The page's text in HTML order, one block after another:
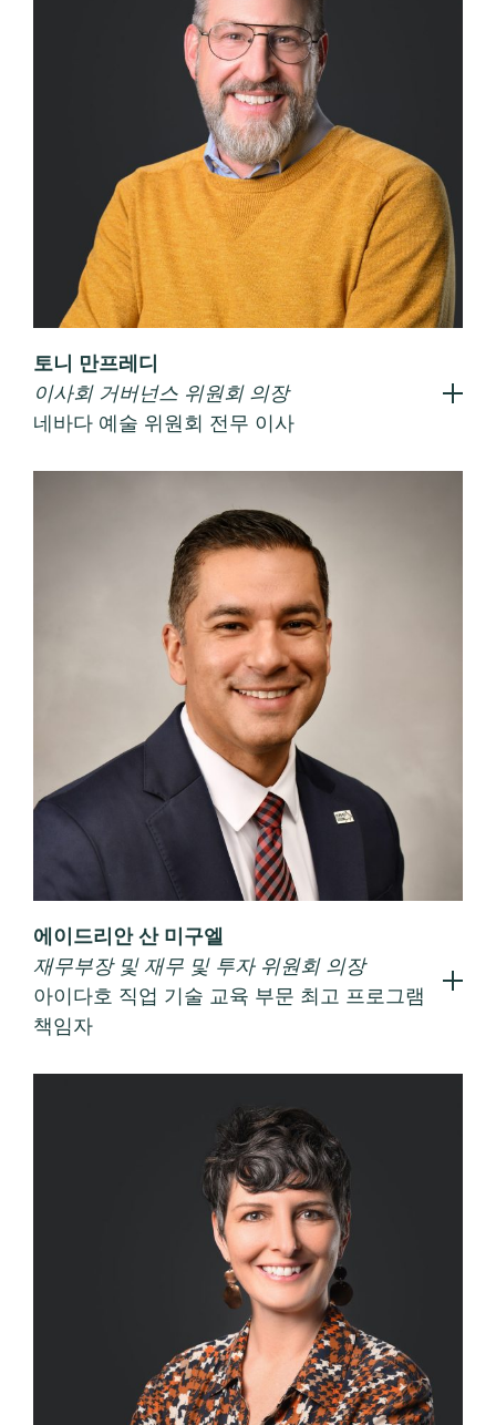
토니 만프레디
이사회 거버넌스 위원회 의장
네바다 예술 위원회 전무 이사
에이드리안 산 미구엘
재무부장 및 재무 및 투자 위원회 의장
아이다호 직업 기술 교육 부문 최고 프로그램
책임자